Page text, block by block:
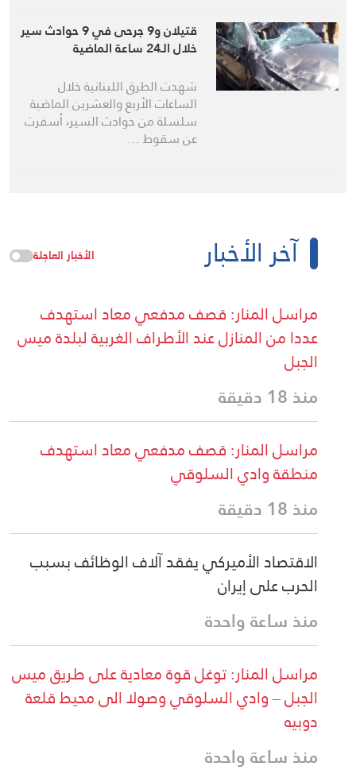
قتيلان و9 جرحى في 9 حوادث سير
خلال الـ24 ساعة الماضية
شهدت الطرق اللبنانية خلال
الساعات الأربع والعشرين الماضية
سلسلة من حوادث السير، أسفرت
عن سقوط …
آخر الأخبار الأخبار العاجلة
مراسل المنار: قصف مدفعي معاد استهدف
عددا من المنازل عند الأطراف الغربية لبلدة ميس
الجبل
منذ 18 دقيقة
مراسل المنار: قصف مدفعي معاد استهدف
منطقة وادي السلوقي
منذ 18 دقيقة
الاقتصاد الأميركي يفقد آلاف الوظائف بسبب
الحرب على إيران
منذ ساعة واحدة
مراسل المنار: توغل قوة معادية على طريق ميس
الجبل – وادي السلوقي وصولا الى محيط قلعة
دوبيه
منذ ساعة واحدة